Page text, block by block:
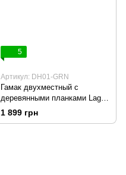
5
Артикул: DH01-GRN
Гамак двухместный с
деревянными планками Lago
зеленый, 200х150 см
1 899 грн